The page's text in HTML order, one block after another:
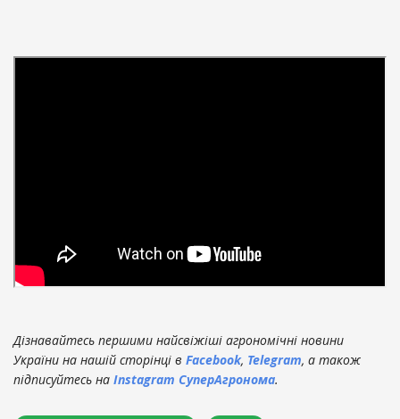
Дізнавайтесь першими найсвіжіші агрономічні новини
України на нашій сторінці в Facebook, Telegram, а також
підписуйтесь на Instagram СуперАгронома.